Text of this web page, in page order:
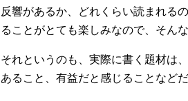
反響があるか、どれくらい読まれる
ることがとても楽しみなので、そん
それというのも、実際に書く題材は
あること、有益だと感じることなど